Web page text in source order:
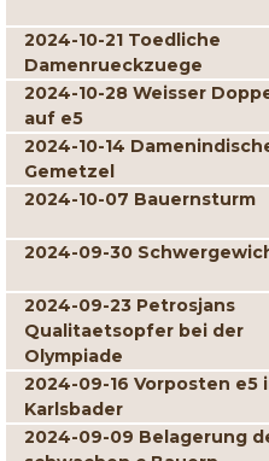
2024-10-21 Toedliche
Damenrueckzuege
2024-10-28 Weisser
auf e5
2024-10-14
Gemetzel
2024-10-07 Bauernsturm
2024-09-30
2024-09-23 Petrosjans
Qualitaetsopfer bei der
Olympiade
2024-09-16 Vorposten e5
Karlsbader
2024-09-09 Belagerung